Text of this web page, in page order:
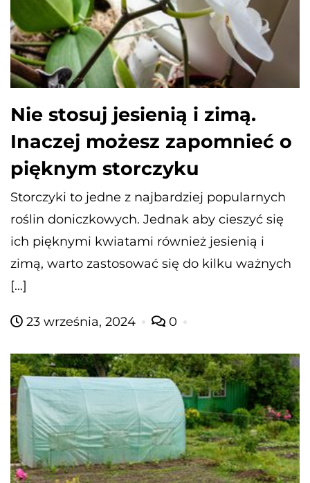
Nie stosuj jesienią i zimą.
Inaczej możesz zapomnieć o
pięknym storczyku
Storczyki to jedne z najbardziej popularnych
roślin doniczkowych. Jednak aby cieszyć się
ich pięknymi kwiatami również jesienią i
zimą, warto zastosować się do kilku ważnych
[…]
23 września, 2024 0